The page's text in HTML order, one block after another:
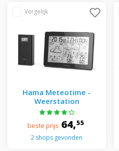
Hama Meteotime -
Weerstation
beste prijs 64,55
2 shops gevonden